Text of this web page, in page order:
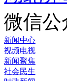
微信公
新闻中心
视频电视
新闻聚焦
社会民生